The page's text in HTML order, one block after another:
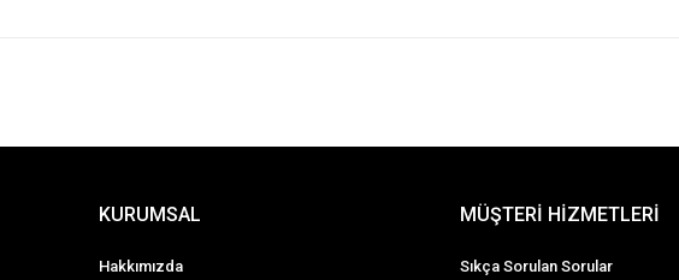
KURUMSAL
Hakkımızda
MÜŞTERİ HİZMETLERİ
Sıkça Sorulan Sorular